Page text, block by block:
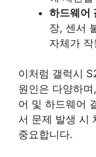
하드웨어
장, 센서
자체가
이처럼 갤럭시
원인은 다양하
어 및 하드웨어
서 문제 발생 시
중요합니다.